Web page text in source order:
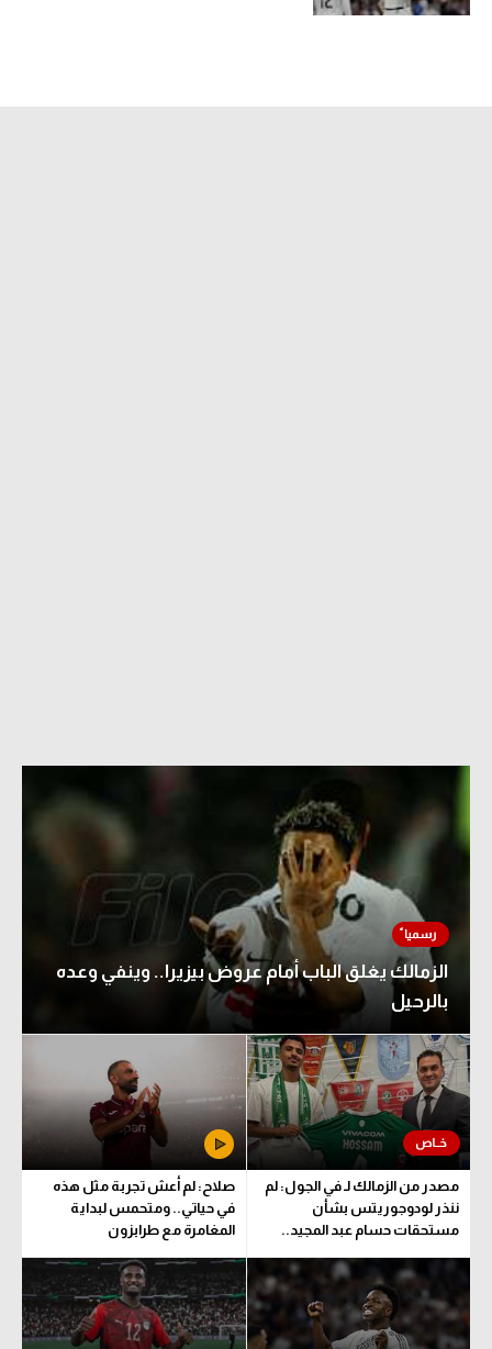
الزمالك يغلق الباب أمام عروض بيزيرا.. وينفي وعده
بالرحيل
مصدر من الزمالك لـ في الجول: لم
ننذر لودوجوريتس بشأن
مستحقات حسام عبد المجيد..
صلاح: لم أعش تجربة مثل هذه
في حياتي.. ومتحمس لبداية
المغامرة مع طرابزون